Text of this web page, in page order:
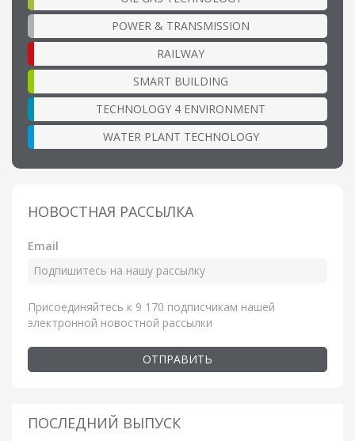
POWER & TRANSMISSION
RAILWAY
SMART BUILDING
TECHNOLOGY 4 ENVIRONMENT
WATER PLANT TECHNOLOGY
НОВОСТНАЯ РАССЫЛКА
Email
Присоединяйтесь к 9 170 подписчикам нашей
электронной новостной рассылки
ОТПРАВИТЬ
ПОСЛЕДНИЙ ВЫПУСК